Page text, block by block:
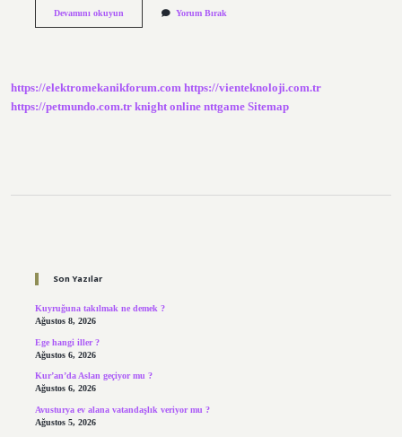
Devamını okuyunArı
Yorum Bırak
https://elektromekanikforum.com https://vienteknoloji.com.tr
https://petmundo.com.tr knight online nttgame Sitemap
Son Yazılar
Kuyruğuna takılmak ne demek ?
Ağustos 8, 2026
Ege hangi iller ?
Ağustos 6, 2026
Kur’an’da Aslan geçiyor mu ?
Ağustos 6, 2026
Avusturya ev alana vatandaşlık veriyor mu ?
Ağustos 5, 2026